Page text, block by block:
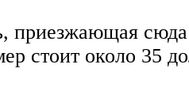
приезжающая сюда
стоит около 35